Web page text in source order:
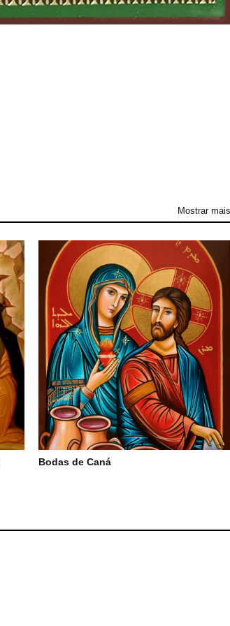
Mostrar mais
Bodas de Caná